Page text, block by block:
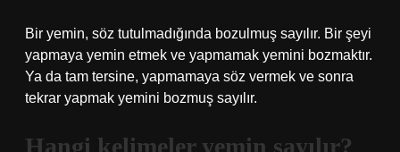
Bir yemin, söz tutulmadığında bozulmuş sayılır. Bir şeyi
yapmaya yemin etmek ve yapmamak yemini bozmaktır.
Ya da tam tersine, yapmamaya söz vermek ve sonra
tekrar yapmak yemini bozmuş sayılır.
Hangi kelimeler yemin sayılır?